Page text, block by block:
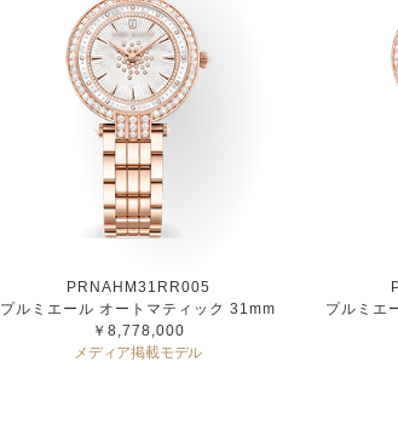
PRNAHM31RR005
プルミエール オートマティック 31mm
￥8,778,000
メディア掲載モデル
プルミエ